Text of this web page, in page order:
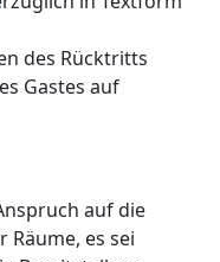
des Rücktritts
Gastes auf
auf die
es sei